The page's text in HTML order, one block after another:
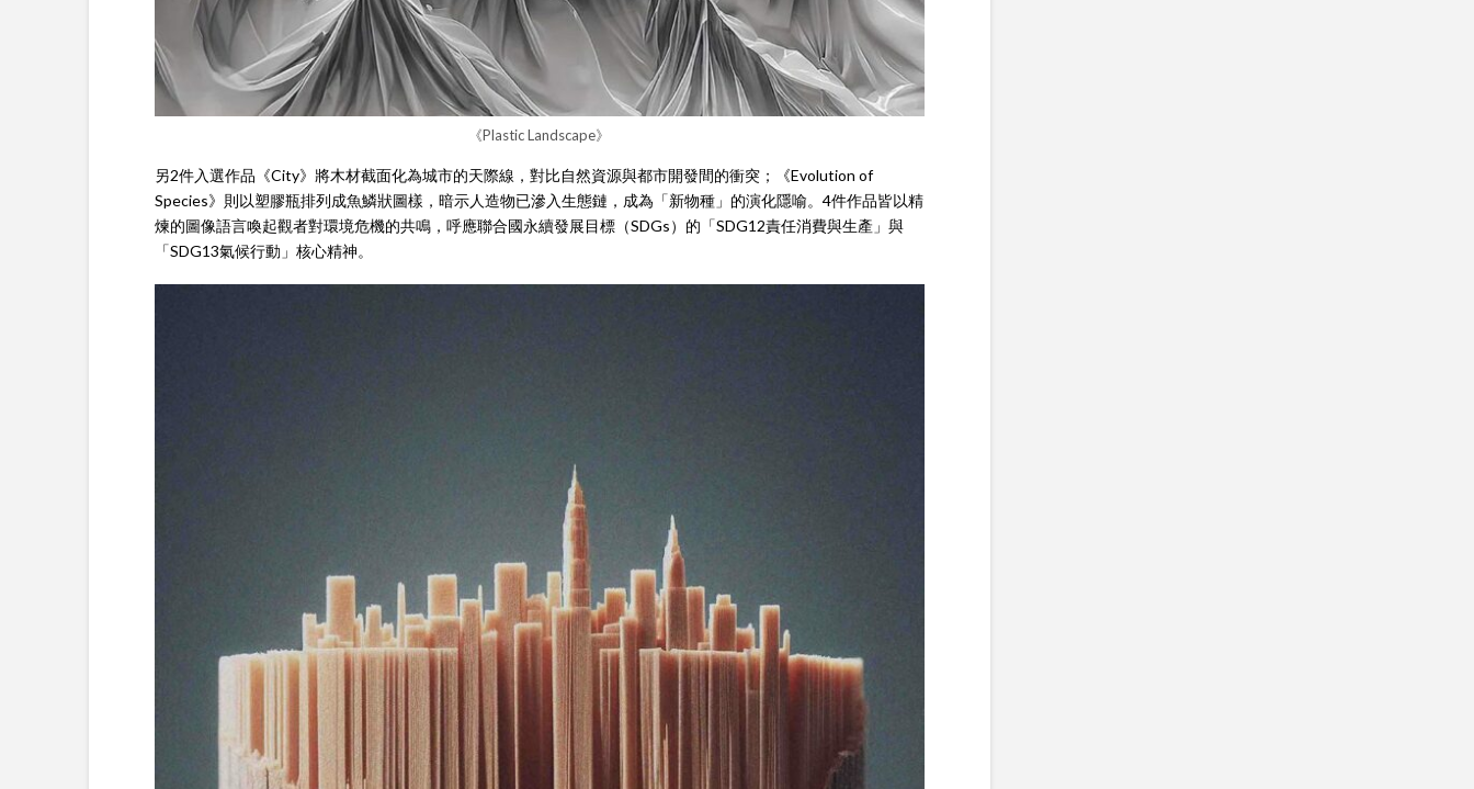
《Plastic Landscape》
另2件入選作品《City》將木材截面化為城市的天際線，對比自然資源與都市開發間的衝突；《Evolution of
Species》則以塑膠瓶排列成魚鱗狀圖樣，暗示人造物已滲入生態鏈，成為「新物種」的演化隱喻。4件作品皆以精
煉的圖像語言喚起觀者對環境危機的共鳴，呼應聯合國永續發展目標（SDGs）的「SDG12責任消費與生產」與
「SDG13氣候行動」核心精神。